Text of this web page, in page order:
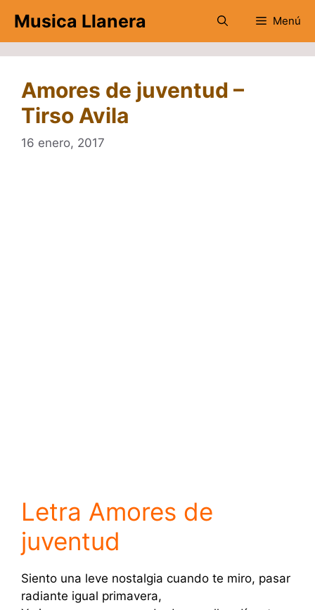
contenido
Musica Llanera Menú
Amores de juventud –
Tirso Avila
16 enero, 2017
Letra Amores de
juventud
Siento una leve nostalgia cuando te miro, pasar
radiante igual primavera,